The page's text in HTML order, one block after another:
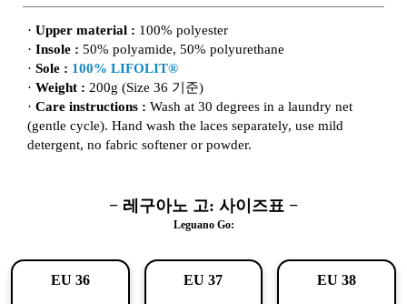
· Upper material : 100% polyester
· Insole : 50% polyamide, 50% polyurethane
· Sole : 100% LIFOLIT®
· Weight : 200g (Size 36 기준)
· Care instructions : Wash at 30 degrees in a laundry net
(gentle cycle). Hand wash the laces separately, use mild
detergent, no fabric softener or powder.
− 레구아노 고: 사이즈표 −
Leguano Go:
EU 36 EU 37 EU 38